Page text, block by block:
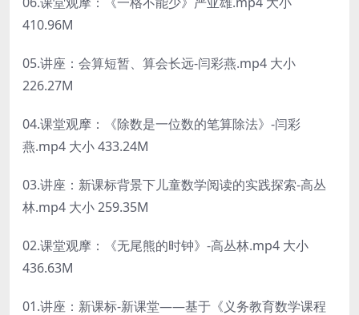
410.96M
05.讲座：会算短暂、算会长远-闫彩燕.mp4 大小
226.27M
04.课堂观摩：《除数是一位数的笔算除法》-闫彩
燕.mp4 大小 433.24M
03.讲座：新课标背景下儿童数学阅读的实践探索-高丛
林.mp4 大小 259.35M
02.课堂观摩：《无尾熊的时钟》-高丛林.mp4 大小
436.63M
01.讲座：新课标-新课堂——基于《义务教育数学课程